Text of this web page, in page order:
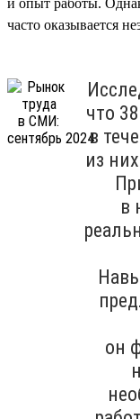
часто оказывается
что
в
из
в
он